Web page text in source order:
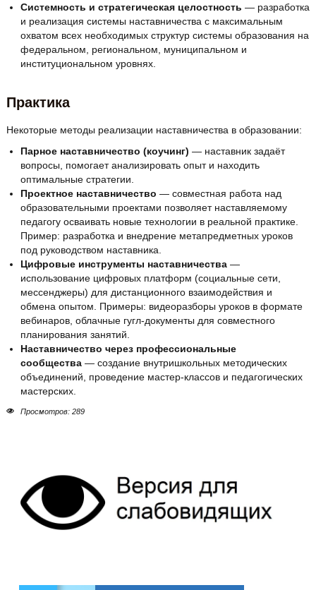
Системность и стратегическая целостность — разработка
и реализация системы наставничества с максимальным
охватом всех необходимых структур системы образования на
федеральном, региональном, муниципальном и
институциональном уровнях.
Практика
Некоторые методы реализации наставничества в образовании:
Парное наставничество (коучинг) — наставник задаёт
вопросы, помогает анализировать опыт и находить
оптимальные стратегии.
Проектное наставничество — совместная работа над
образовательными проектами позволяет наставляемому
педагогу осваивать новые технологии в реальной практике.
Пример: разработка и внедрение метапредметных уроков
под руководством наставника.
Цифровые инструменты наставничества—
использование цифровых платформ (социальные сети,
мессенджеры) для дистанционного взаимодействия и
обмена опытом. Примеры: видеоразборы уроков в формате
вебинаров, облачные гугл-документы для совместного
планирования занятий.
Наставничество через профессиональные
сообщества— создание внутришкольных методических
объединений, проведение мастер-классов и педагогических
мастерских.
Просмотров: 289